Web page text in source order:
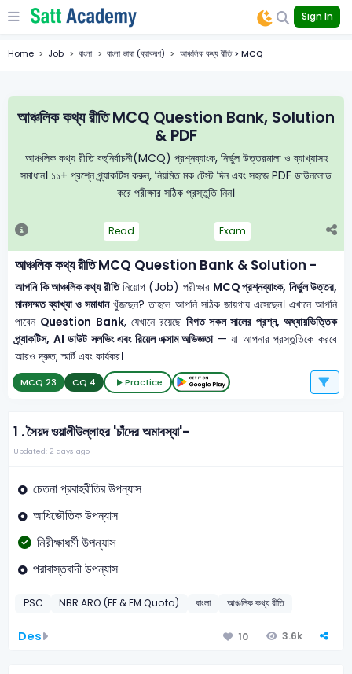
Sign In
Home Job বাংলা বাংলা ভাষা (ব্যাকরণ) আঞ্চলিক কথ্য রীতি > MCQ
আঞ্চলিক কথ্য রীতি MCQ Question Bank, Solution
& PDF
আঞ্চলিক কথ্য রীতি বহুনির্বাচনী(MCQ) প্রশ্নব্যাংক, নির্ভুল উত্তরমালা ও ব্যাখ্যাসহ
সমাধান। ১১+ প্রশ্নে প্র্যাকটিস করুন, নিয়মিত মক টেস্ট দিন এবং সহজে PDF ডাউনলোড
করে পরীক্ষার সঠিক প্রস্তুতি নিন।
Read Exam
আঞ্চলিক কথ্য রীতি MCQ Question Bank & Solution -
আপনি কি আঞ্চলিক কথ্য রীতিনিয়োগ (Job) পরীক্ষার MCQ প্রশ্নব্যাংক, নির্ভুল উত্তর,
মানসম্মত ব্যাখ্যা ও সমাধানখুঁজছেন? তাহলে আপনি সঠিক জায়গায় এসেছেন। এখানে আপনি
পাবেন Question Bank, যেখানে রয়েছে বিগত সকল সালের প্রশ্ন, অধ্যায়ভিত্তিক
প্র্যাকটিস, AI ডাউট সলভিং এবং রিয়েল এক্সাম অভিজ্ঞতা— যা আপনার প্রস্তুতিকে করবে
আরও দ্রুত, স্মার্ট এবং কার্যকর।
MCQ:23 CQ:4 Practice
1 .সৈয়দ ওয়ালীউল্লাহর 'চাঁদের অমাবস্যা'-
Updated: 2 days ago
চেতনা প্রবাহরীতির উপন্যাস
আধিভৌতিক উপন্যাস
নিরীক্ষাধর্মী উপন্যাস
পরাবাস্তবাদী উপন্যাস
PSC NBR ARO (FF & EM Quota) বাংলা আঞ্চলিক কথ্য রীতি
Des 10 3.6k